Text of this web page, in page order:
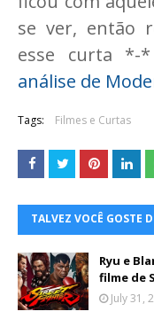
se ver, então
esse curta *-
análise de
Tags: Filmes e Curtas
TALVEZ VOCÊ GOSTE
Ryu e
filme de
July 31,